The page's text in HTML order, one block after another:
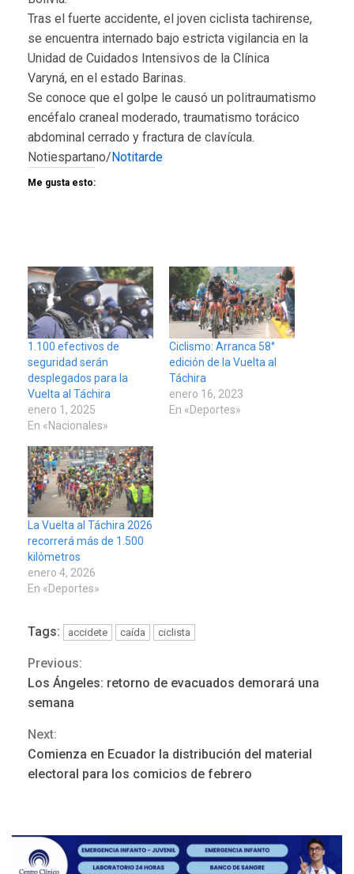
Tras el fuerte accidente, el joven ciclista tachirense,
se encuentra internado bajo estricta vigilancia en la
Unidad de Cuidados Intensivos de la Clínica
Varyná, en el estado Barinas.
Se conoce que el golpe le causó un politraumatismo
encéfalo craneal moderado, traumatismo torácico
abdominal cerrado y fractura de clavícula.
Notiespartano/Notitarde
Me gusta esto:
1.100 efectivos de
seguridad serán
desplegados para la
Vuelta al Táchira
enero 1, 2025
En «Nacionales»
Ciclismo: Arranca 58°
edición de la Vuelta al
Táchira
enero 16, 2023
En «Deportes»
La Vuelta al Táchira 2026
recorrerá más de 1.500
kilómetros
enero 4, 2026
En «Deportes»
Tags: accidete caída ciclista
Continue
Reading
Previous:
Los Ángeles: retorno de evacuados demorará una
semana
Next:
Comienza en Ecuador la distribución del material
electoral para los comicios de febrero
POLÍTICA
TITULARES
ÚLTIMA HORA
INTERNACIONALES ÚLTIMA HORA
Hiroshima 81 años de la